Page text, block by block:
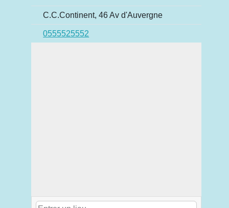
C.C.Continent, 46 Av d'Auvergne
0555525552